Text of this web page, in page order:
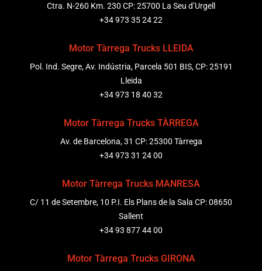
Ctra. N-260 Km. 230 CP: 25700 La Seu d’Urgell
+34 973 35 24 22
Motor Tàrrega Trucks LLEIDA
Pol. Ind. Segre, Av. Indústria, Parcela 501 BIS, CP: 25191
Lleida
+34 973 18 40 32
Motor Tàrrega Trucks TÀRREGA
Av. de Barcelona, 31 CP: 25300 Tàrrega
+34 973 31 24 00
Motor Tàrrega Trucks MANRESA
C/ 11 de Setembre, 10 P.I. Els Plans de la Sala CP: 08650
Sallent
+34 93 877 44 00
Motor Tàrrega Trucks GIRONA